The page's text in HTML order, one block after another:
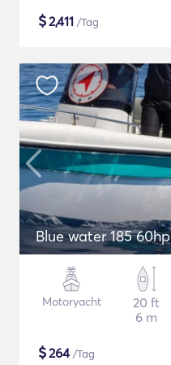
$2,411 /Tag
Blue water 185 60hp
Motoryacht
20 ft
6 m
$264/Tag